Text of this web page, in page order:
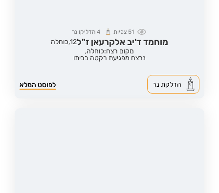
51צפיות 4 הדליקו נר
מוחמד ד'יב אלקרעאן ז"ל12, כוחלה
מקום רצח:כוחלה,
נרצח מפגיעת רקטה בביתו
לפוסט המלא הדלקת נר